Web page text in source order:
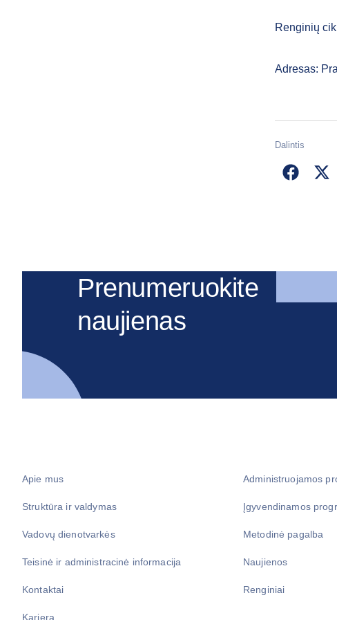
Renginių
Adresas:
Dalintis
Prenumeruokite
naujienas
Apie mus
Struktūra ir valdymas
Vadovų dienotvarkės
Teisinė ir administracinė informacija
Kontaktai
Karjera
Administruojamos
Įgyvendinamos
Metodinė pagalba
Naujienos
Renginiai